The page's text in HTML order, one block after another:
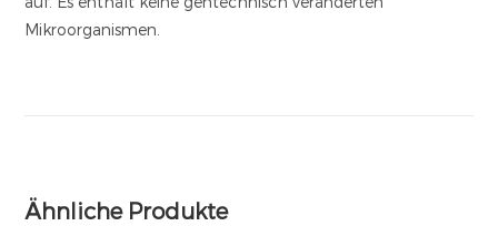
Mikroorganismen.
Ähnliche Produkte